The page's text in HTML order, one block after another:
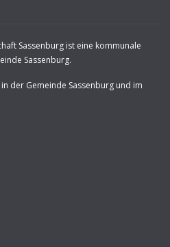
Sassenburg ist eine kommunale
Sassenburg.
in der Gemeinde Sassenburg und im